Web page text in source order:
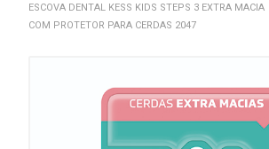
ESCOVA DENTAL KESS KIDS STEPS 3 EXTRA MACIA
COM PROTETOR PARA CERDAS 2047